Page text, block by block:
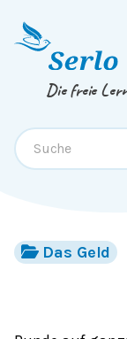
Springe zum
Die freie
Das Geld